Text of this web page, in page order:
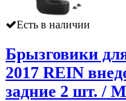
Есть в наличии
Брызговики
2017 REIN
задние 2 шт. /